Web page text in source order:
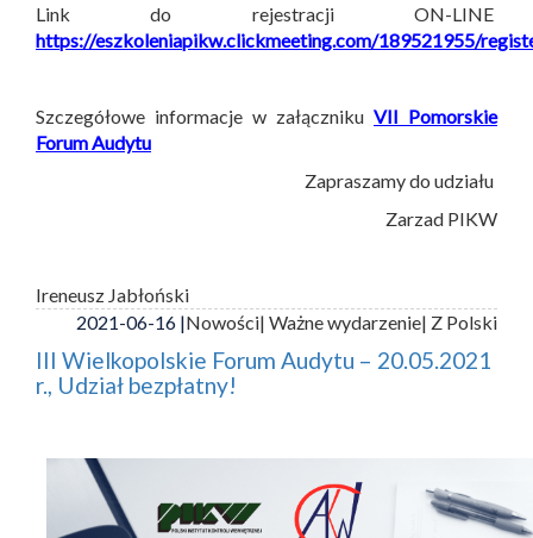
Link do rejestracji ON-LINE
https://eszkoleniapikw.clickmeeting.com/189521955/
Szczegółowe informacje w załączniku VII Pomorskie
Forum Audytu
Zapraszamy do udziału
Zarzad PIKW
Ireneusz Jabłoński
2021-06-16 |Nowości| Ważne wydarzenie| Z Polski
III Wielkopolskie Forum Audytu – 20.05.2021
r., Udział bezpłatny!